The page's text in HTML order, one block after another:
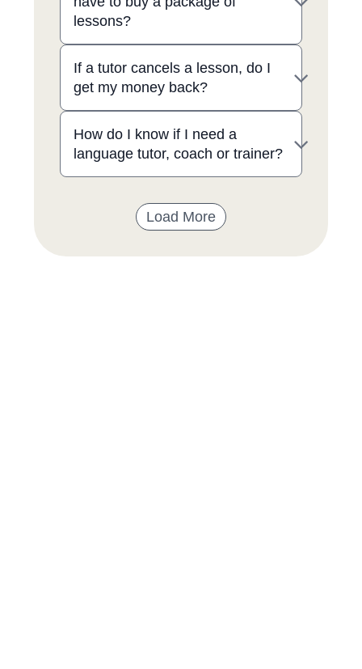
lessons?
If a tutor cancels a lesson, do I
get my money back?
How do I know if I need a
language tutor, coach or trainer?
Load More